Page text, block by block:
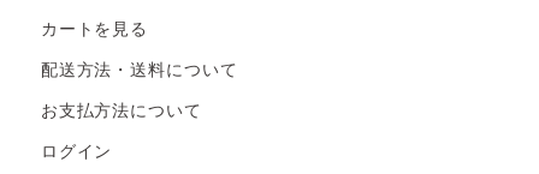
カートを見る
配送方法・送料について
お支払方法について
ログイン